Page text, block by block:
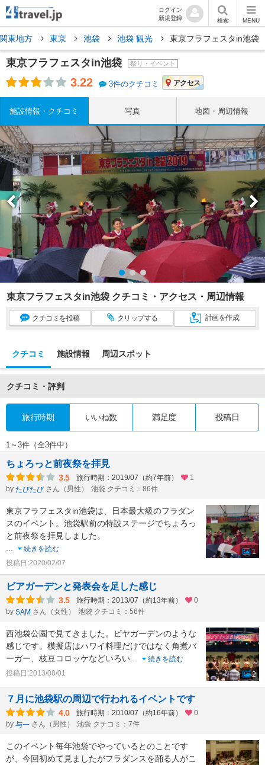
ログイン
新規登録
検索 MENU
関東地方 東京 池袋 池袋 観光 東京フラフェスタin池袋
東京フラフェスタin池袋 祭り・イベント
3.22 3件のクチコミ アクセス
施設情報・クチコミ 写真 地図・周辺情報
東京フラフェスタin池袋 クチコミ・アクセス・周辺情報
クチコミ を投稿 クリップする 計画を作成
クチコミ 施設情報 周辺スポット
クチコミ・評判
旅行時期 いいね数 満足度 投稿日
1～3件（全3件中）
ちょろっと前夜祭を拝見
3.5 旅行時期：2019/07（約7年前）
1
by たびたび さん（男性） 池袋 クチコミ：86件
東京フラフェスタin池袋は、日本最大級のフラダン
スのイベント。池袋駅前の特設ステージでちょろっ
と前夜祭を拝見しました。
...
続きを読む
投稿日:2020/02/07
1
ビアガーデンと発表会を足した感じ
3.5 旅行時期：2013/07（約13年前）
0
by SAM さん（女性） 池袋 クチコミ：56件
西池袋公園で見てきました。ビヤガーデンのような
感じです。模擬店はハワイ料理だけではなく角煮バ
ーガー、枝豆コロッケなどいろい...
続きを読む
投稿日:2013/08/01
2
７月に池袋駅の周辺で行われるイベントです
4.0 旅行時期：2010/07（約16年前）
0
by 与一 さん（男性） 池袋 クチコミ：7件
このイベント毎年池袋でやっているとのことです
が、今回初めて見ましたがフラダンスを踊る人がこ